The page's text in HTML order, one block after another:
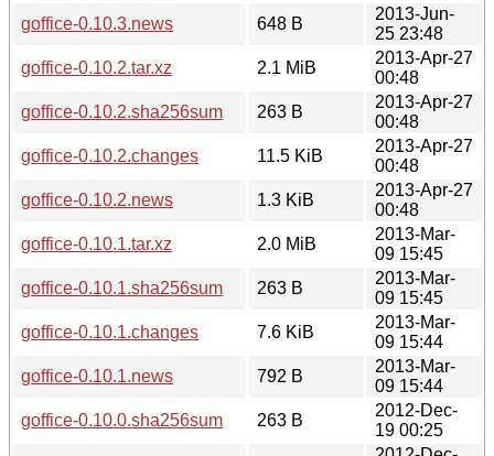
goffice-0.10.3.news
648 B
2013-Jun-
25 23:48
goffice-0.10.2.tar.xz
2.1 MiB
2013-Apr-27
00:48
goffice-0.10.2.sha256sum
263 B
2013-Apr-27
00:48
goffice-0.10.2.changes
11.5 KiB
2013-Apr-27
00:48
goffice-0.10.2.news
1.3 KiB
2013-Apr-27
00:48
goffice-0.10.1.tar.xz
2.0 MiB
2013-Mar-
09 15:45
goffice-0.10.1.sha256sum
263 B
2013-Mar-
09 15:45
goffice-0.10.1.changes
7.6 KiB
2013-Mar-
09 15:44
goffice-0.10.1.news
792 B
2013-Mar-
09 15:44
goffice-0.10.0.sha256sum
263 B
2012-Dec-
19 00:25